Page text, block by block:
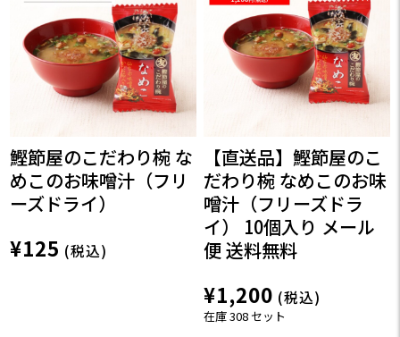
鰹節屋のこだわり椀 な
めこのお味噌汁（フリ
ーズドライ）
¥125 (税込)
【直送品】鰹節屋のこ
だわり椀 なめこのお味
噌汁（フリーズドラ
イ） 10個入り メール
便 送料無料
¥1,200 (税込)
在庫 308 セット